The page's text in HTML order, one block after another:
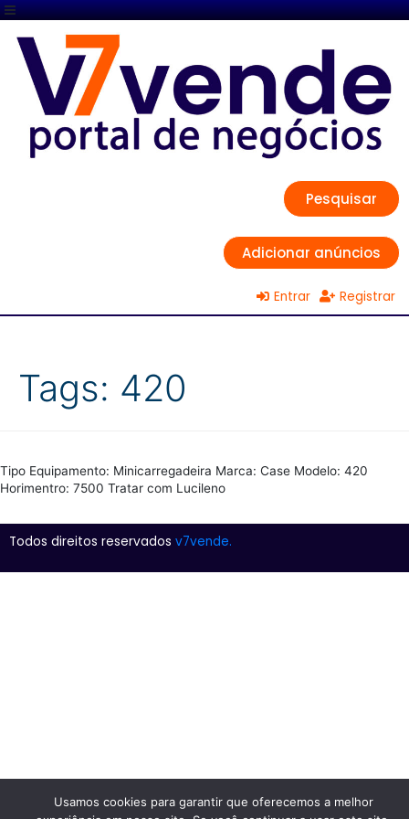
Pesquisar
Adicionar anúncios
Entrar Registrar
Tags: 420
Tipo Equipamento: Minicarregadeira Marca: Case Modelo: 420
Horimentro: 7500 Tratar com Lucileno
Todos direitos reservados v7vende.
Usamos cookies para garantir que oferecemos a melhor